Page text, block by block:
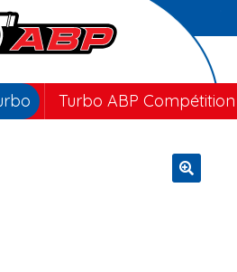
Turbo ABP Compétition